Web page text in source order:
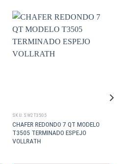
SKU: SW2T3505
CHAFER REDONDO 7 QT MODELO
T3505 TERMINADO ESPEJO
VOLLRATH